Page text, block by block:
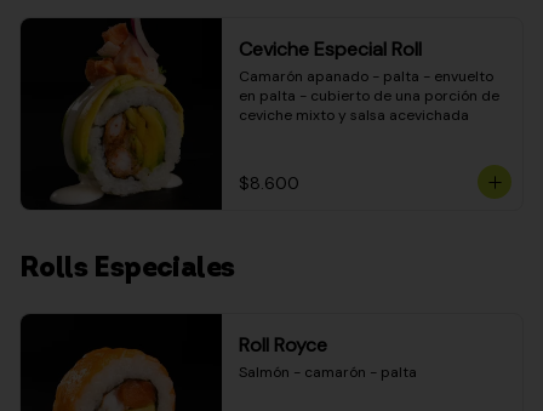
Ceviche Especial Roll
Camarón apanado - palta - envuelto
en palta - cubierto de una porción de
ceviche mixto y salsa acevichada
$8.600
Rolls Especiales
Roll Royce
Salmón - camarón - palta